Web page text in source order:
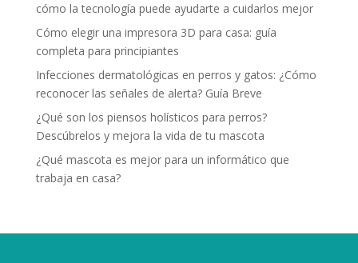
cómo la tecnología puede ayudarte a cuidarlos mejor
Cómo elegir una impresora 3D para casa: guía
completa para principiantes
Infecciones dermatológicas en perros y gatos: ¿Cómo
reconocer las señales de alerta? Guía Breve
¿Qué son los piensos holísticos para perros?
Descúbrelos y mejora la vida de tu mascota
¿Qué mascota es mejor para un informático que
trabaja en casa?